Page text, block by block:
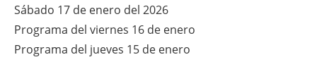
Sábado 17 de enero del 2026
Programa del viernes 16 de enero
Programa del jueves 15 de enero